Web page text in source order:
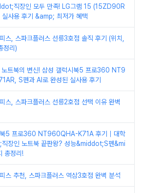
직장인 모두 만족! LG그램 15 (15ZD90R
사용 후기 &amp; 최저가 혜택
스, 스파크플러스 선릉3호점 솔직 후기 (위치,
정리)
노트북의 변신! 삼성 갤럭시북5 프로360 NT9
S펜과 AI로 완성된 실사용 후기
스, 스파크플러스 선릉2호점 선택 이유 완벽
북5 프로360 NT960QHA-K71A 후기｜대학
장인 노트북 끝판왕? 성능&middot;S펜&mi
총정리!
스 추천, 스파크플러스 역삼3호점 완벽 분석